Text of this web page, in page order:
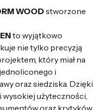
WOOD stworzone
to wyjątkowo
nie tylko precyzją
który miał na
i
oraz siedziska. Dzięki
użyteczności,